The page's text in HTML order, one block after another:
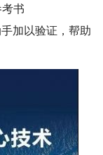
书
加以验证，帮助